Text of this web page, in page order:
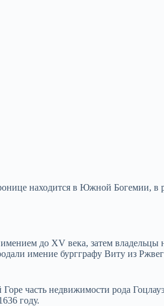
находится в Южной Богемии, в
до XV века, затем владельцы
имение бургграфу Виту из
часть недвижимости рода
году.